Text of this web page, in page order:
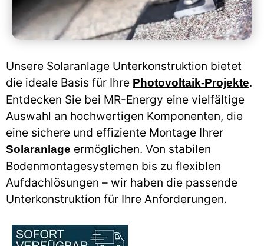
Unsere Solaranlage Unterkonstruktion bietet
die ideale Basis für Ihre Photovoltaik-Projekte.
Entdecken Sie bei MR-Energy eine vielfältige
Auswahl an hochwertigen Komponenten, die
eine sichere und effiziente Montage Ihrer
Solaranlage ermöglichen. Von stabilen
Bodenmontagesystemen bis zu flexiblen
Aufdachlösungen – wir haben die passende
Unterkonstruktion für Ihre Anforderungen.